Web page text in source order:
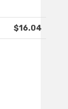
$16.04